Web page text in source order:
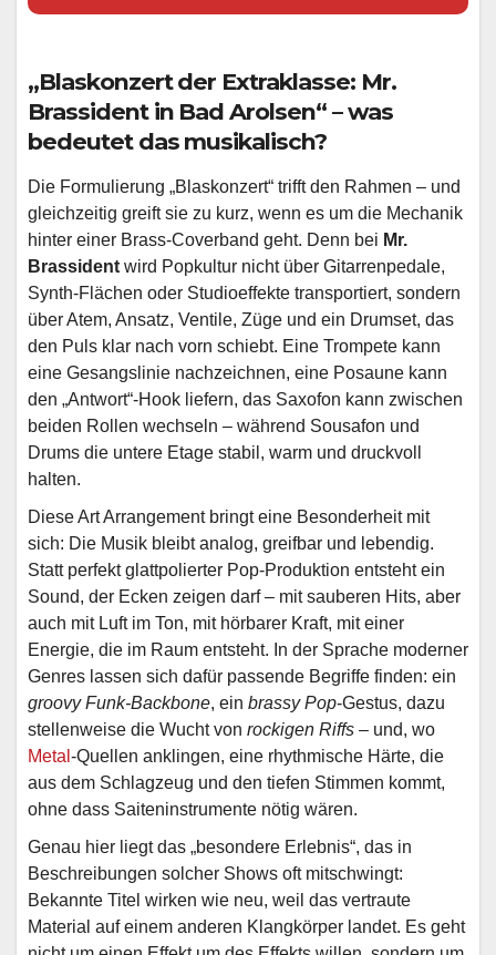
„Blaskonzert der Extraklasse: Mr.
Brassidentin Bad Arolsen“ – was
bedeutet das musikalisch?
Die Formulierung „Blaskonzert“ trifft den Rahmen – und
gleichzeitig greift sie zu kurz, wenn es um die Mechanik
hinter einer Brass-Coverband geht. Denn bei Mr.
Brassident wird Popkultur nicht über Gitarrenpedale,
Synth-Flächen oder Studioeffekte transportiert, sondern
über Atem, Ansatz, Ventile, Züge und ein Drumset, das
den Puls klar nach vorn schiebt. Eine Trompete kann
eine Gesangslinie nachzeichnen, eine Posaune kann
den „Antwort“-Hook liefern, das Saxofon kann zwischen
beiden Rollen wechseln – während Sousafon und
Drums die untere Etage stabil, warm und druckvoll
halten.
Diese Art Arrangement bringt eine Besonderheit mit
sich: Die Musik bleibt analog, greifbar und lebendig.
Statt perfekt glattpolierter Pop-Produktion entsteht ein
Sound, der Ecken zeigen darf – mit sauberen Hits, aber
auch mit Luft im Ton, mit hörbarer Kraft, mit einer
Energie, die im Raum entsteht. In der Sprache moderner
Genres lassen sich dafür passende Begriffe finden: ein
groovy Funk-Backbone, ein brassy Pop-Gestus, dazu
stellenweise die Wucht von rockigen Riffs – und, wo
Metal -Quellen anklingen, eine rhythmische Härte, die
aus dem Schlagzeug und den tiefen Stimmen kommt,
ohne dass Saiteninstrumente nötig wären.
Genau hier liegt das „besondere Erlebnis“, das in
Beschreibungen solcher Shows oft mitschwingt:
Bekannte Titel wirken wie neu, weil das vertraute
Material auf einem anderen Klangkörper landet. Es geht